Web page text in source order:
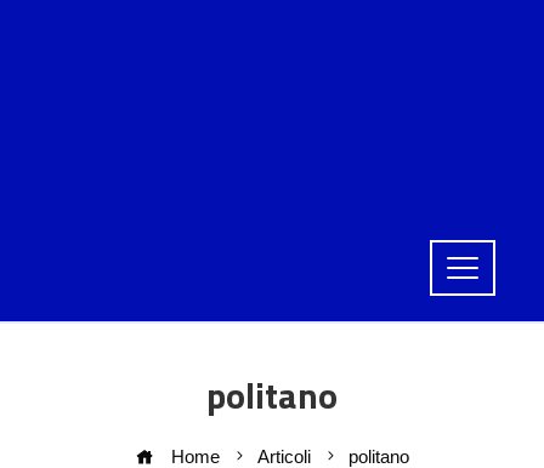
politano
Home Articoli politano